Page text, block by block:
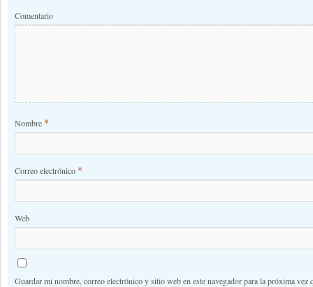
Comentario
Nombre *
Correo electrónico *
Web
Guardar mi nombre, correo electrónico y sitio web en este navegador para la próxima vez